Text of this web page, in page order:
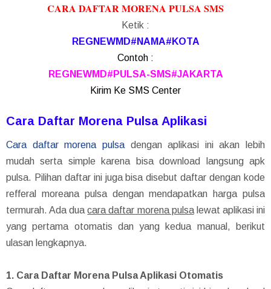
CARA DAFTAR MORENA PULSA SMS
Ketik :
REGNEWMD#NAMA#KOTA
Contoh :
REGNEWMD#PULSA-SMS#JAKARTA
Kirim Ke SMS Center
Cara Daftar Morena Pulsa Aplikasi
Cara daftar morena pulsadengan aplikasi ini akan lebih
mudah serta simple karena bisa download langsung apk
pulsa. Pilihan daftar ini juga bisa disebut daftar dengan kode
refferal moreana pulsa dengan mendapatkan harga pulsa
termurah. Ada duacara daftar morena pulsalewat aplikasi ini
yang pertama otomatis dan yang kedua manual, berikut
ulasan lengkapnya.
1. Cara Daftar Morena Pulsa Aplikasi Otomatis